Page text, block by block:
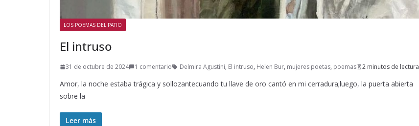
LOS POEMAS DEL PATIO
El intruso
31 de octubre de 2024 1 comentario Delmira Agustini, El intruso, Helen Bur, mujeres poetas, poemas 2 minutos de lectura
Amor, la noche estaba trágica y sollozantecuando tu llave de oro cantó en mi cerradura;luego, la puerta abierta
sobre la
Leer más